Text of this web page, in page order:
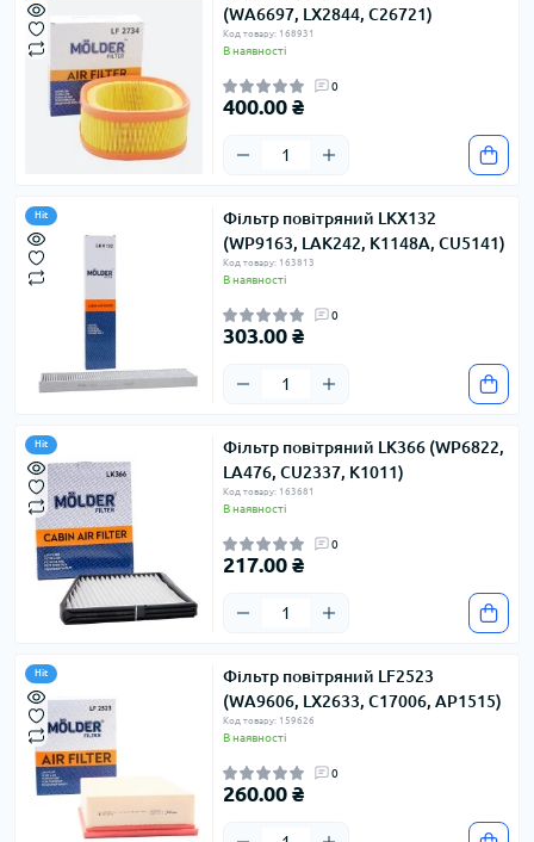
(WA6697, LX2844, C26721)
Код товару: 168931
В наявності
0
400.00 ₴
Hit
Фільтр повітряний LKX132
(WP9163, LAK242, K1148A, CU5141)
Код товару: 163813
В наявності
0
303.00 ₴
Hit
Фільтр повітряний LK366 (WP6822,
LA476, CU2337, K1011)
Код товару: 163681
В наявності
0
217.00 ₴
Hit
Фільтр повітряний LF2523
(WA9606, LX2633, C17006, AP1515)
Код товару: 159626
В наявності
0
260.00 ₴